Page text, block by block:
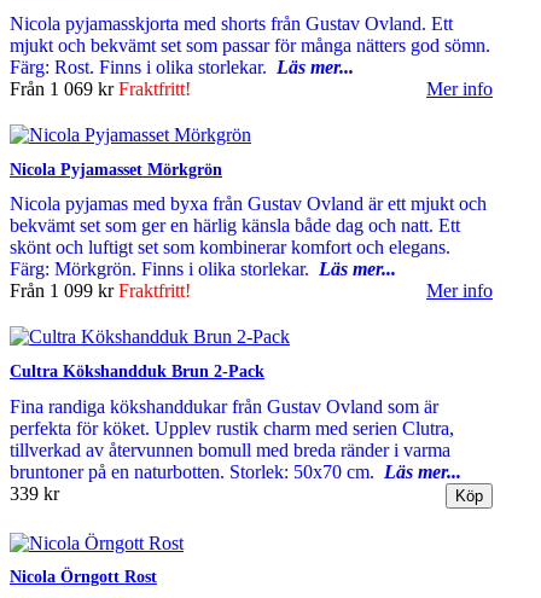
Nicola pyjamasskjorta med shorts från Gustav Ovland. Ett
mjukt och bekvämt set som passar för många nätters god sömn.
Färg: Rost. Finns i olika storlekar. Läs mer...
Från 1 069 krFraktfritt! Mer info
Nicola Pyjamasset Mörkgrön
Nicola pyjamas med byxa från Gustav Ovland är ett mjukt och
bekvämt set som ger en härlig känsla både dag och natt. Ett
skönt och luftigt set som kombinerar komfort och elegans.
Färg: Mörkgrön. Finns i olika storlekar. Läs mer...
Från 1 099 krFraktfritt! Mer info
Cultra Kökshandduk Brun 2-Pack
Fina randiga kökshanddukar från Gustav Ovland som är
perfekta för köket. Upplev rustik charm med serien Clutra,
tillverkad av återvunnen bomull med breda ränder i varma
bruntoner på en naturbotten. Storlek: 50x70 cm. Läs mer...
339 kr
Nicola Örngott Rost